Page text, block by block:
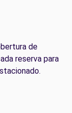
de
reserva para